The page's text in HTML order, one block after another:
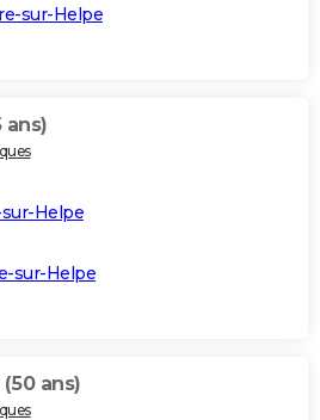
sur-Helpe
ans)
Helpe
sur-Helpe
(50 ans)